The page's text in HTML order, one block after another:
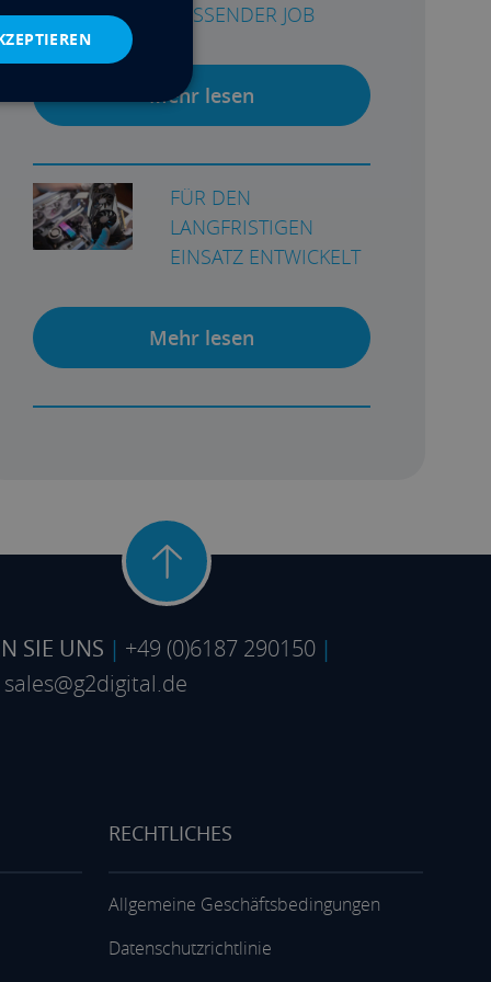
PASSENDER JOB
Mehr lesen
FÜR DEN
LANGFRISTIGEN
EINSATZ ENTWICKELT
Mehr lesen
SIE UNS | +49 (0)6187 290150 |
sales@g2digital.de
RECHTLICHES
Allgemeine Geschäftsbedingungen
Datenschutzrichtlinie